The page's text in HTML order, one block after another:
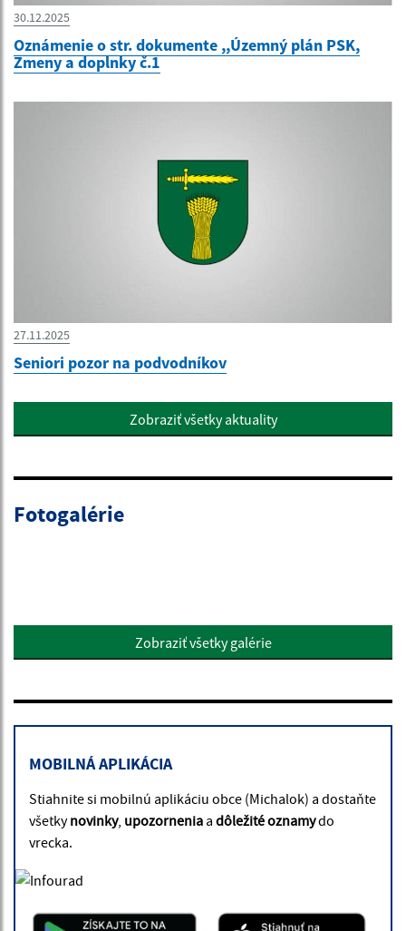
30.12.2025
Oznámenie o str. dokumente ,,Územný plán PSK,
Zmeny a doplnky č.1
27.11.2025
Seniori pozor na podvodníkov
Zobraziť všetky aktuality
Fotogalérie
Zobraziť všetky galérie
MOBILNÁ APLIKÁCIA
Stiahnite si mobilnú aplikáciu obce (Michalok) a dostaňte
všetkynovinky, upozornenia a dôležité oznamydo
vrecka.